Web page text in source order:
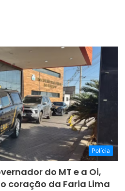
Polícia
do MT e a Oi,
coração da Faria Lima